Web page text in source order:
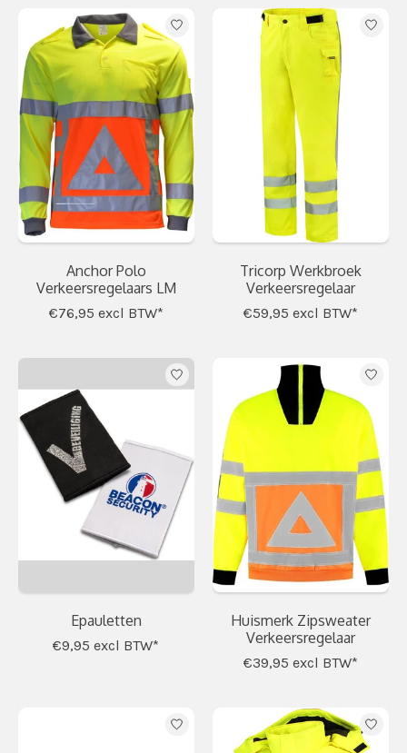
Anchor Polo
Verkeersregelaars LM
€76,95 excl BTW*
Tricorp Werkbroek
Verkeersregelaar
€59,95 excl BTW*
Epauletten
€9,95 excl BTW*
Huismerk Zipsweater
Verkeersregelaar
€39,95 excl BTW*